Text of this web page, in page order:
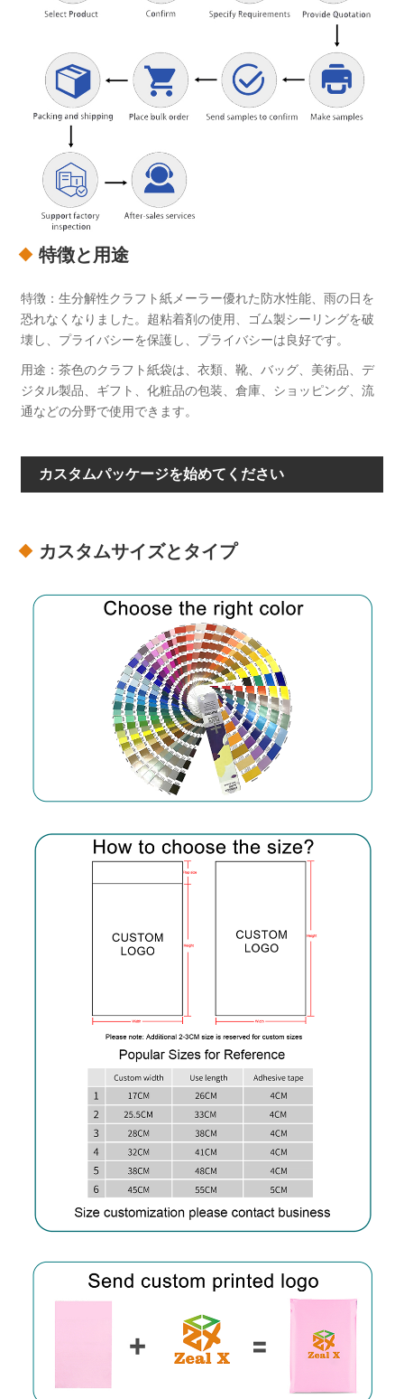
特徴と用途
特徴：生分解性クラフト紙メーラー優れた防水性能、雨の日を
恐れなくなりました。超粘着剤の使用、ゴム製シーリングを破
壊し、プライバシーを保護し、プライバシーは良好です。
用途：茶色のクラフト紙袋は、衣類、靴、バッグ、美術品、デ
ジタル製品、ギフト、化粧品の包装、倉庫、ショッピング、流
通などの分野で使用できます。
カスタムパッケージを始めてください
カスタムサイズとタイプ